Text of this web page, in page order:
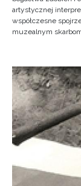
artystycznej
współczesne
muzealnym